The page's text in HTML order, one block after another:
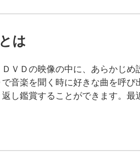
は
ＶＤの映像の中に、あらかじめ
音楽を聞く時に好きな曲を呼
返し鑑賞することができます。